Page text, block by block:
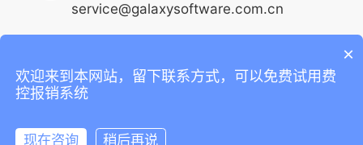
service@galaxysoftware.com.cn
Copyright ©2013-2023 上海星汉信息技术有限公司 版权
沪ICP备14001765号-6
×
欢迎来到本网站，留下联系方式，可以免费试用费
控报销系统
现在咨询 稍后再说